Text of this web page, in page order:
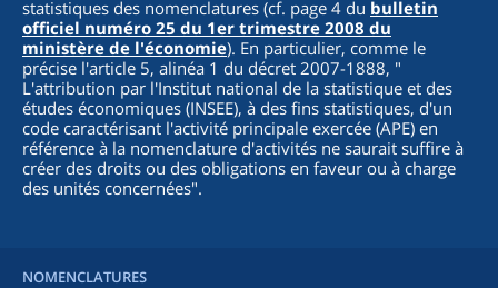
statistiques des nomenclatures (cf. page 4 du bulletin
officiel numéro 25 du 1er trimestre 2008 du
ministère de l'économie). En particulier, comme le
précise l'article 5, alinéa 1 du décret 2007-1888, "
L'attribution par l'Institut national de la statistique et des
études économiques (INSEE), à des fins statistiques, d'un
code caractérisant l'activité principale exercée (APE) en
référence à la nomenclature d'activités ne saurait suffire à
créer des droits ou des obligations en faveur ou à charge
des unités concernées".
NOMENCLATURES